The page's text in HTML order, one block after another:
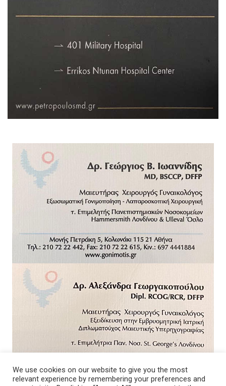
We use cookies on our website to give you the most
relevant experience by remembering your preferences and